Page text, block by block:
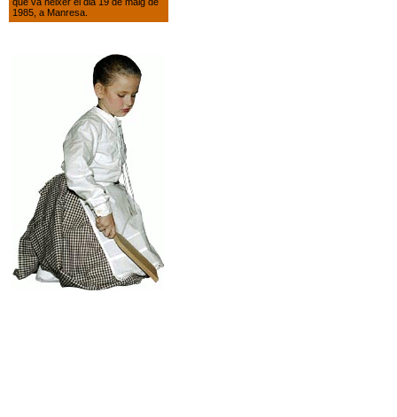
que va néixer el dia 19 de maig de
1985, a Manresa.